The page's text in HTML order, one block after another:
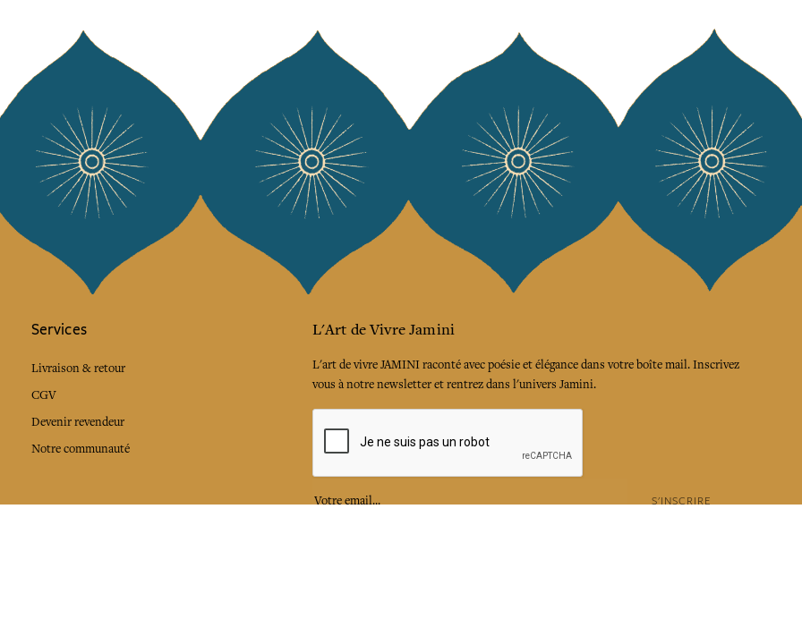
Services
Livraison & retour
CGV
Devenir revendeur
Notre communauté
L'Art de Vivre Jamini
L'art de vivre JAMINI raconté avec poésie et élégance dans votre boîte mail. Inscrivez
vous à notre newsletter et rentrez dans l'univers Jamini.
S'INSCRIRE